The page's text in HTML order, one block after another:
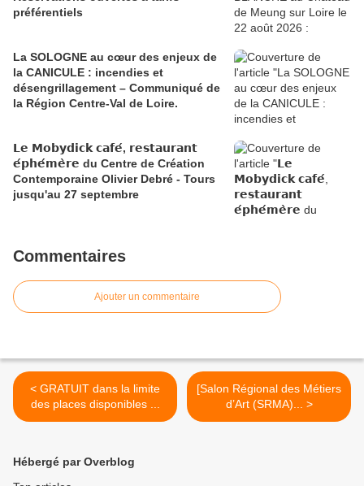
préférentiels
La SOLOGNE au cœur des enjeux de
la CANICULE : incendies et
désengrillagement – Communiqué de
la Région Centre-Val de Loire.
𝗟𝗲 𝗠𝗼𝗯𝘆𝗱𝗶𝗰𝗸 𝗰𝗮𝗳𝗲́, 𝗿𝗲𝘀𝘁𝗮𝘂𝗿𝗮𝗻𝘁
𝗲́𝗽𝗵𝗲́𝗺𝗲̀𝗿𝗲 du Centre de Création
Contemporaine Olivier Debré - Tours
jusqu'au 27 septembre
Commentaires
Ajouter un commentaire
< GRATUIT dans la limite
des places disponibles ...
[Salon Régional des Métiers
d’Art (SRMA)... >
Hébergé par Overblog